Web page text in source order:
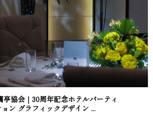
協会｜30周年記念ホテルパーティ
ン グラフィックデザイン ...